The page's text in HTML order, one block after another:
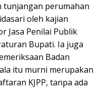
tunjangan perumahan
oleh kajian
Jasa Penilai Publik
Bupati. Ia juga
Badan
itu murni merupakan
KJPP, tanpa ada